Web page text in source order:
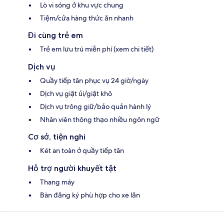
Lò vi sóng ở khu vực chung
Tiệm/cửa hàng thức ăn nhanh
Đi cùng trẻ em
Trẻ em lưu trú miễn phí (xem chi tiết)
Dịch vụ
Quầy tiếp tân phục vụ 24 giờ/ngày
Dịch vụ giặt ủi/giặt khô
Dịch vụ trông giữ/bảo quản hành lý
Nhân viên thông thạo nhiều ngôn ngữ
Cơ sở, tiện nghi
Két an toàn ở quầy tiếp tân
Hỗ trợ người khuyết tật
Thang máy
Bàn đăng ký phù hợp cho xe lăn